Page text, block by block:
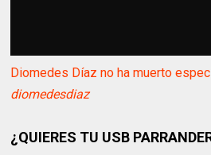
Diomedes Díaz no ha muerto
diomedesdiaz
¿QUIERES TU USB